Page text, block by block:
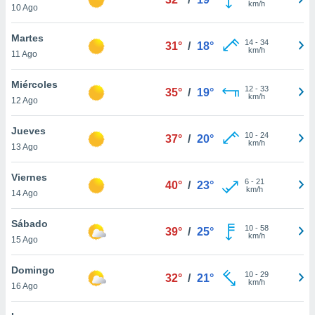
y
más
nuestra
y
de
disponible
cookies
10 Ago
km/h
Martes
11 Ago
31° / 18° 14- 34
km/h
Miércoles
12 Ago
35° / 19° 12- 33
km/h
Jueves
13 Ago
37° / 20° 10- 24
km/h
Viernes
14 Ago
40° / 23° 6- 21
km/h
Sábado
15 Ago
39° / 25° 10- 58
km/h
Domingo
16 Ago
32° / 21° 10- 29
km/h